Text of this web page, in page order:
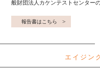
般財団法人カケンテストセンター
報告書はこちら
エイジン